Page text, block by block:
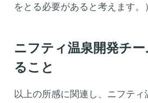
をとる必要があると考えます。
ニフティ温泉開発チ
ること
以上の所感に関連し、ニフテ